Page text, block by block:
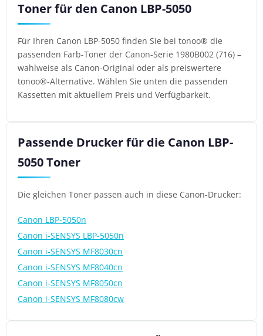
Toner für den Canon LBP-5050
Für Ihren Canon LBP-5050 finden Sie bei tonoo® die
passenden Farb-Toner der Canon-Serie 1980B002 (716) –
wahlweise als Canon-Original oder als preiswertere
tonoo®-Alternative. Wählen Sie unten die passenden
Kassetten mit aktuellem Preis und Verfügbarkeit.
Passende Drucker für die Canon LBP-
5050 Toner
Die gleichen Toner passen auch in diese Canon-Drucker:
Canon LBP-5050n
Canon i-SENSYS LBP-5050n
Canon i-SENSYS MF8030cn
Canon i-SENSYS MF8040cn
Canon i-SENSYS MF8050cn
Canon i-SENSYS MF8080cw